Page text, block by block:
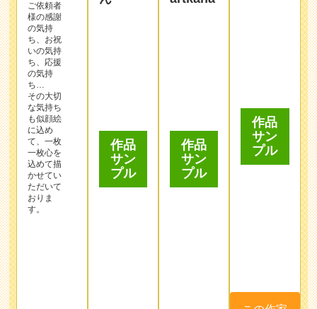
いの気持
ち、応援
の気持
ち…
その大切
な気持ち
も似顔絵
に込め
て、一枚
一枚心を
込めて描
かせてい
ただいて
おりま
す。